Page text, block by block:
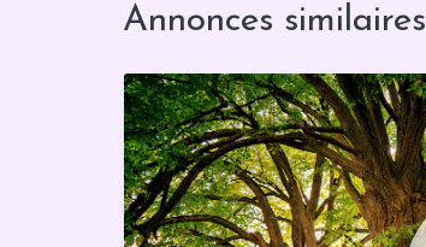
Annonces similaires